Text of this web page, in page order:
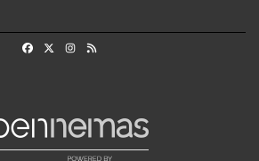
FacebookInstagram